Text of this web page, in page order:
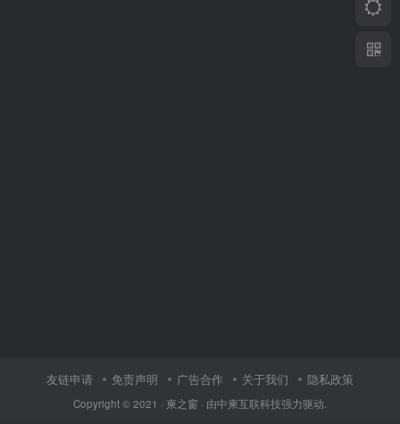
友链申请 免责声明 广告合作 关于我们 隐私政策
Copyright © 2021 · 柬之窗 · 由中柬互联科技强力驱动.